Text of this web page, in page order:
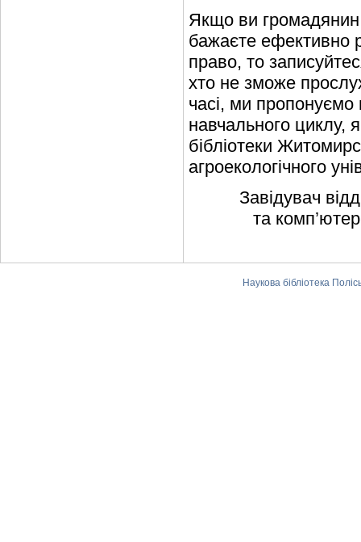
Якщо ви громадянин
бажаєте ефективно
право, то
хто не зможе
часі, ми пропонуємо
навчального циклу,
бібліотеки
агроекологічного
Завідувач
та
Наукова бібліотека